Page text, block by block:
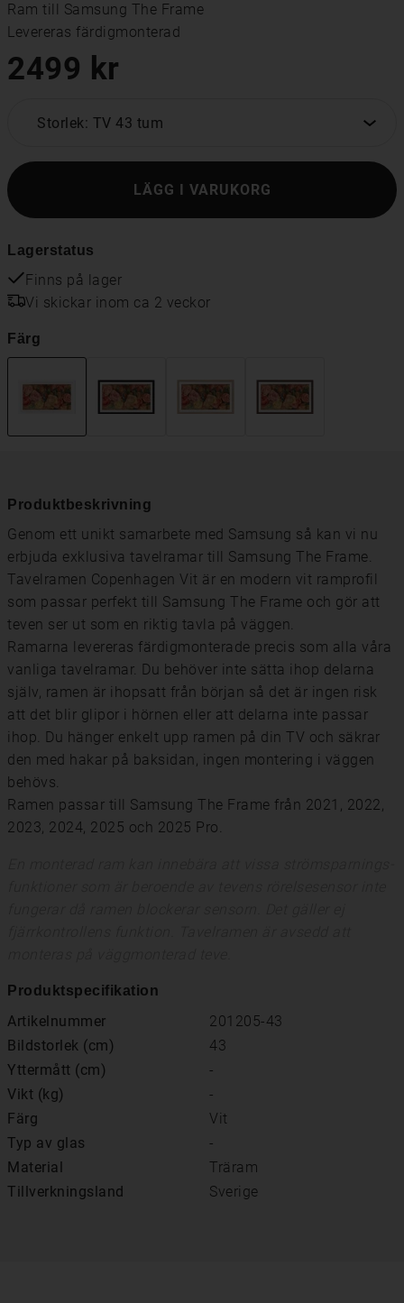
Ram till Samsung The Frame
Levereras färdigmonterad
2499 kr
Storlek: TV 43 tum
LÄGG I VARUKORG
Lagerstatus
Finns på lager
Vi skickar inom ca 2 veckor
Färg
Produktbeskrivning
Genom ett unikt samarbete med Samsung så kan vi nu
erbjuda exklusiva tavelramar till Samsung The Frame.
Tavelramen Copenhagen Vit är en modern vit ramprofil
som passar perfekt till Samsung The Frame och gör att
teven ser ut som en riktig tavla på väggen.
Ramarna levereras färdigmonterade precis som alla våra
vanliga tavelramar. Du behöver inte sätta ihop delarna
själv, ramen är ihopsatt från början så det är ingen risk
att det blir glipor i hörnen eller att delarna inte passar
ihop. Du hänger enkelt upp ramen på din TV och säkrar
den med hakar på baksidan, ingen montering i väggen
behövs.
Ramen passar till Samsung The Frame från 2021, 2022,
2023, 2024, 2025 och 2025 Pro.
Produktspecifikation
Artikelnummer
201205-43
Bildstorlek (cm)
43
Yttermått (cm)
-
Vikt (kg)
-
Färg
Vit
Typ av glas
-
Material
Träram
Tillverkningsland
Sverige